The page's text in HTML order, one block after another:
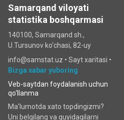
Samarqand viloyati
statistika boshqarmasi
140100, Samarqand sh.,
U.Tursunov ko‘chаsi, 82-uy
info@samstat.uz • Sayt xaritasi •
Bizga xabar yuboring
Veb-saytdan foydalanish uchun
qo‘llanma
Ma'lumotda xato topdingizmi?
Uni belgilang va quyidagilarni